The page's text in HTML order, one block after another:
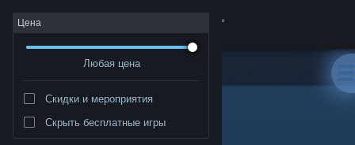
Войти
Сообщество
Цена
Любая цена
Скидки и мероприятия
Скрыть бесплатные игры
Разработчик: gurkenlabs